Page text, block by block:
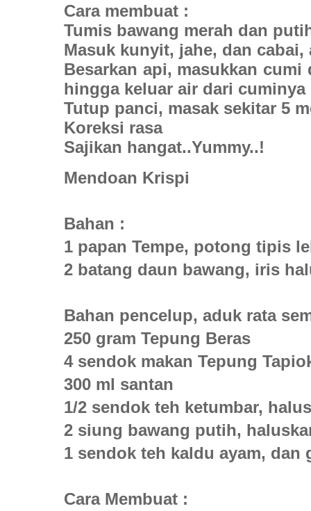
Cara membuat :
Tumis bawang merah dan
Masuk kunyit, jahe, dan
Besarkan api, masukkan
hingga keluar air dari
Tutup panci, masak sekitar 5
Koreksi rasa
Sajikan hangat..Yummy..!
Mendoan Krispi
Bahan :
1 papan Tempe, potong tipis
2 batang daun bawang, iris
Bahan pencelup, aduk rata
250 gram Tepung Beras
4 sendok makan Tepung
300 ml santan
1/2 sendok teh ketumbar,
2 siung bawang putih,
1 sendok teh kaldu ayam, dan
Cara Membuat :